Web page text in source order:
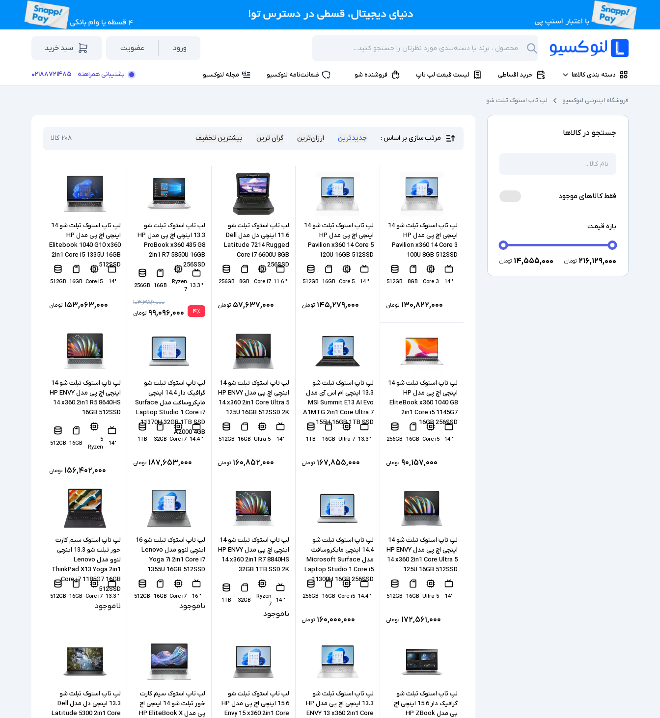
ورود عضویت سبد خرید
دسته بندی کالاها خرید اقساطی لیست قیمت لپ تاپ فروشنده شو ضمانت‌نامه لنوکسیو مجله لنوکسیو پشتیبانی همراهته ۰۲۱۸۸۷۲۱۴۸۵
فروشگاه اینترنتی لنوکسیو لپ تاپ استوک تبلت شو
جستجو در کالاها
فقط کالاهای موجود
بازه قیمت
۲۱۶,۱۲۹,۰۰۰ تومان ۱۴,۵۵۵,۰۰۰ تومان
مرتب سازی بر اساس : جدیدترین ارزان‌ترین گران ترین بیشترین تخفیف ۲۰۸ کالا
لپ تاپ استوک تبلت شو 14
اینچی اچ پی مدل HP
Pavilion x360 14 Core 3
100U 8GB 512SSD
" 14
Core 3
8GB
512GB
۱۳۰,۸۲۲,۰۰۰ تومان
لپ تاپ استوک تبلت شو 14
اینچی اچ پی مدل HP
Pavilion x360 14 Core 5
120U 16GB 512SSD
" 14
Core 5
16GB
512GB
۱۴۵,۲۷۹,۰۰۰ تومان
لپ تاپ استوک تبلت شو
11.6 اینچی دل مدل Dell
Latitude 7214 Rugged
Core i7 6600U 8GB
256SSD
" 11.6
Core i7
8GB
256GB
۵۷,۶۳۷,۰۰۰ تومان
لپ تاپ استوک تبلت شو
13.3 اینچی اچ پی مدل HP
ProBook x360 435 G8
2in1 R7 5850U 16GB
256SSD
" 13.3
Ryzen
7
16GB
256GB
۴٪
۱۰۳,۳۵۶,۰۰۰
۹۹,۰۹۶,۰۰۰ تومان
لپ تاپ استوک تبلت شو 14
اینچی اچ پی مدل HP
Elitebook 1040 G10 x360
2in1 Core i5 1335U 16GB
512SSD
"14
Core i5
16GB
512GB
۱۵۳,۰۶۳,۰۰۰ تومان
لپ تاپ استوک تبلت شو 14
اینچی اچ پی مدل HP
EliteBook x360 1040 G8
2in1 Core i5 1145G7
16GB 256SSD
" 14
Core i5
16GB
256GB
۹۰,۱۵۷,۰۰۰ تومان
لپ تاپ استوک تبلت شو
13.3 اینچی ام اس آی مدل
MSI Summit E13 AI Evo
A1MTG 2in1 Core Ultra 7
155H 16GB 1TB SSD
" 13.3
Ultra 7
16GB
1TB
۱۶۷,۸۵۵,۰۰۰ تومان
لپ تاپ استوک تبلت شو 14
اینچی اچ پی مدل HP ENVY
14 x360 2in1 Core Ultra 5
125U 16GB 512SSD 2K
"14
Ultra 5
16GB
512GB
۱۶۰,۸۵۲,۰۰۰ تومان
لپ تاپ استوک تبلت شو
گرافیک دار 14.4 اینچی
مایکروسافت مدل Surface
Laptop Studio 1 Core i7
11370H 32GB 1TB SSD
A2000 4GB
" 14.4
Core i7
32GB
1TB
۱۸۷,۶۵۳,۰۰۰ تومان
لپ تاپ استوک تبلت شو 14
اینچی اچ پی مدل HP ENVY
14 x360 2in1 R5 8640HS
16GB 512SSD
"14
5
Ryzen
16GB
512GB
۱۵۶,۴۰۲,۰۰۰ تومان
لپ تاپ استوک تبلت شو 14
اینچی اچ پی مدل HP ENVY
14 x360 2in1 Core Ultra 5
125U 16GB 512SSD
"14
Ultra 5
16GB
512GB
۱۷۲,۵۶۱,۰۰۰ تومان
لپ تاپ استوک تبلت شو
14.4 اینچی مایکروسافت
مدل Microsoft Surface
Laptop Studio 1 Core i5
11300H 16GB 256SSD
" 14.4
Core i5
16GB
256GB
۱۶۰,۰۰۰,۰۰۰ تومان
لپ تاپ استوک تبلت شو 14
اینچی اچ پی مدل HP ENVY
14 x360 2in1 R7 8840HS
32GB 1TB SSD 2K
" 14
Ryzen
7
32GB
1TB
ناموجود
لپ تاپ استوک تبلت شو 16
اینچی لنوو مدل Lenovo
Yoga 7i 2in1 Core i7
1355U 16GB 512SSD
" 16
Core i7
16GB
512GB
ناموجود
لپ تاپ استوک سیم کارت
خور تبلت شو 13.3 اینچی
لنوو مدل Lenovo
ThinkPad X13 Yoga 2in1
Core i7 1185G7 16GB
512SSD
" 13.3
Core i7
16GB
512GB
ناموجود
لپ تاپ استوک تبلت شو
گرافیک دار 15.6 اینچی اچ
پی مدل HP ZBook
لپ تاپ استوک تبلت شو
13.3 اینچی اچ پی مدل HP
ENVY 13 x360 2in1 Core
لپ تاپ استوک تبلت شو
15.6 اینچی اچ پی مدل HP
Envy 15 x360 2in1 Core
لپ تاپ استوک سیم کارت
خور تبلت شو 14 اینچی اچ‌
پی مدل HP EliteBook X
لپ تاپ استوک تبلت شو
13.3 اینچی دل مدل Dell
Latitude 5300 2in1 Core